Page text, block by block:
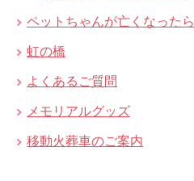
ペットちゃんが亡くなったら
虹の橋
よくあるご質問
メモリアルグッズ
移動火葬車のご案内